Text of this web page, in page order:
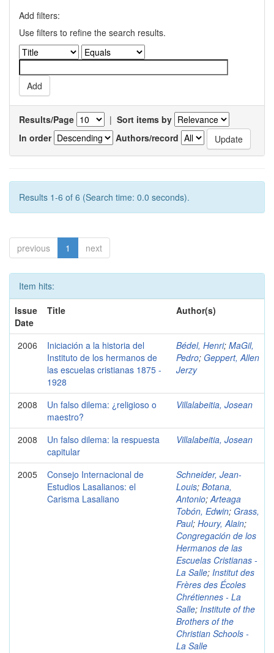
Add filters:
Use filters to refine the search results.
Results/Page | Sort items by
In order
Authors/record
Results 1-6 of 6 (Search time: 0.0 seconds).
previous 1 next
Item hits:
Issue
Date
Title Author(s)
2006
Iniciación a la historia del
Instituto de los hermanos de
las escuelas cristianas 1875 -
1928
Bédel, Henri; MaGil,
Pedro; Geppert, Allen
Jerzy
2008
Un falso dilema: ¿religioso o
maestro?
Villalabeitia, Josean
2008
Un falso dilema: la respuesta
capitular
Villalabeitia, Josean
2005
Consejo Internacional de
Estudios Lasalianos: el
Carisma Lasaliano
Schneider, Jean-
Louis; Botana,
Antonio;Arteaga
Tobón, Edwin; Grass,
Paul; Houry, Alain;
Congregación de los
Hermanos de las
Escuelas Cristianas -
La Salle; Institut des
Frères des Écoles
Chrétiennes - La
Salle; Institute of the
Brothers of the
Christian Schools -
La Salle